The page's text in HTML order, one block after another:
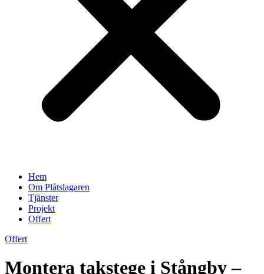
Hem
Om Plåtslagaren
Tjänster
Projekt
Offert
Offert
Montera takstege i Stångby –